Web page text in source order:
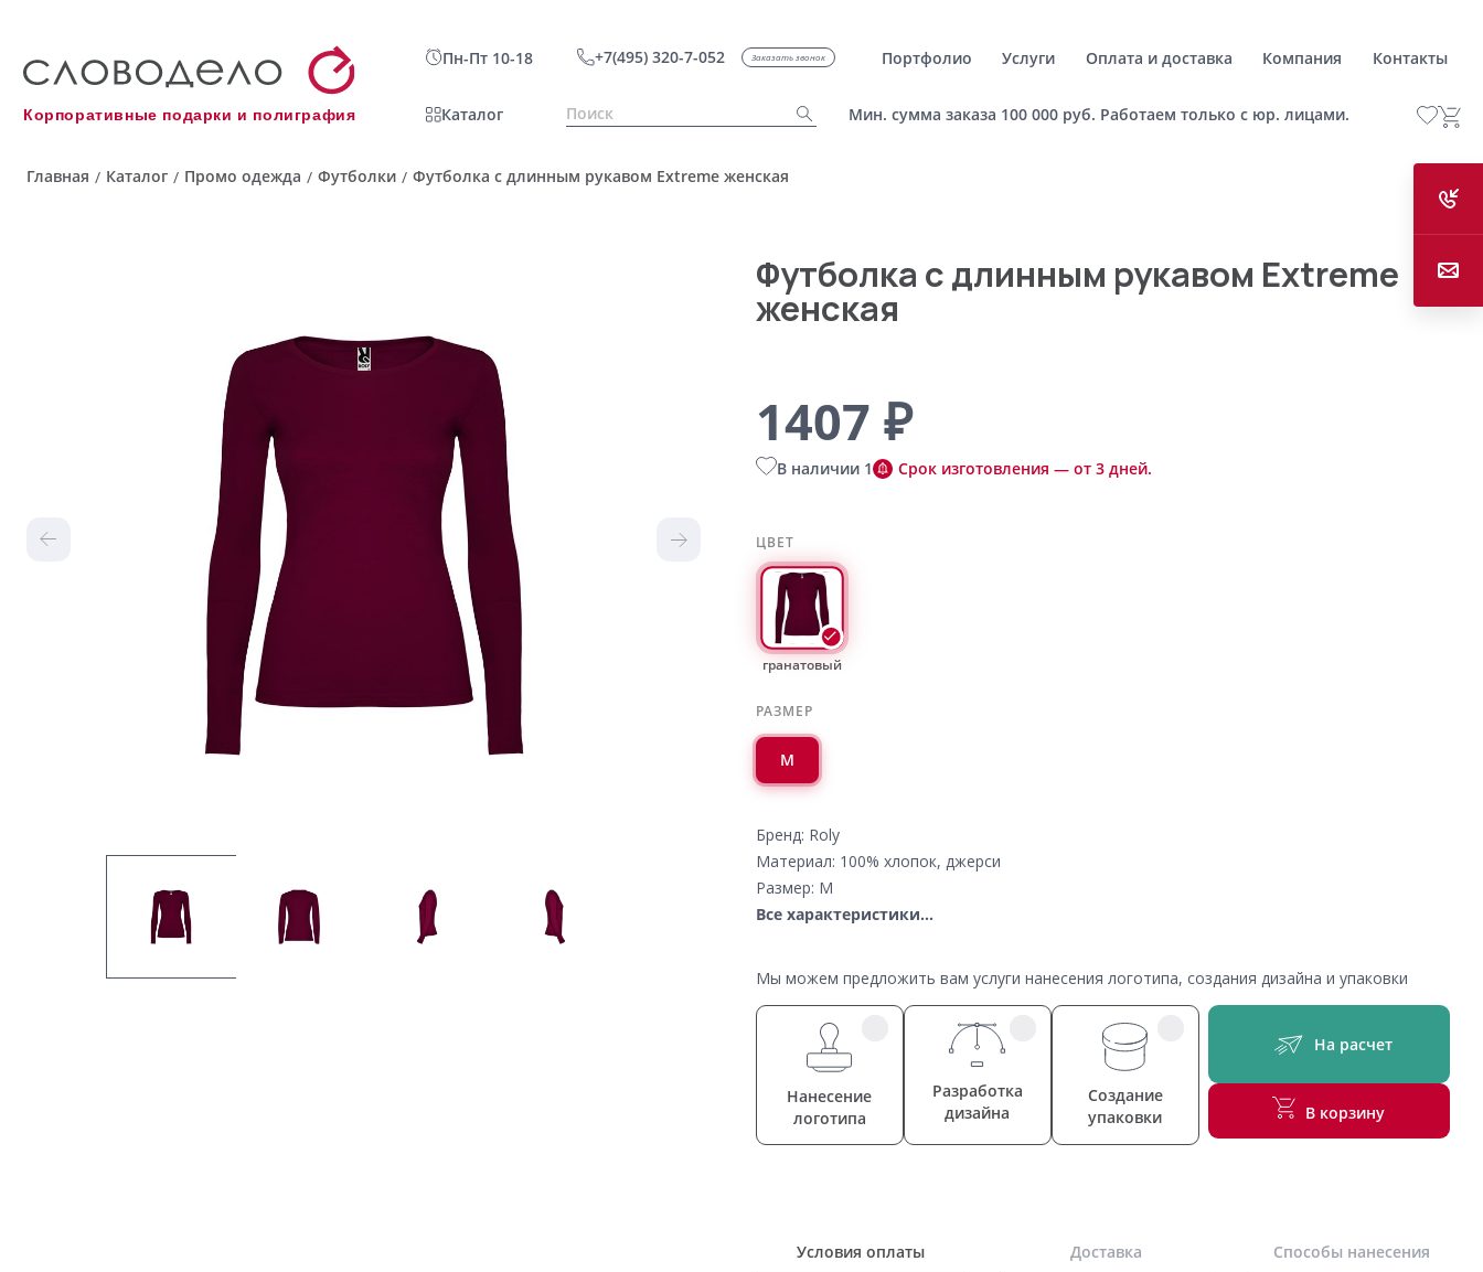
Корпоративные подарки и полиграфия
Пн-Пт 10-18 +7(495) 320-7-052 Заказать звонок Портфолио Услуги Оплата и доставка Компания Контакты
Каталог Мин. сумма заказа 100 000 руб. Работаем только с юр. лицами.
Главная / Каталог / Промо одежда / Футболки / Футболка c длинным рукавом Extreme женская
Футболка c длинным рукавом Extreme
женская
1407 ₽
В наличии 1 Срок изготовления — от 3 дней.
ЦВЕТ
гранатовый
РАЗМЕР
M
Бренд: Roly
Материал: 100% хлопок, джерси
Размер: M
Все характеристики...
Мы можем предложить вам услуги нанесения логотипа, создания дизайна и упаковки
Нанесение
логотипа
Разработка
дизайна
Создание
упаковки
На расчет
В корзину
Условия оплаты Доставка Способы нанесения